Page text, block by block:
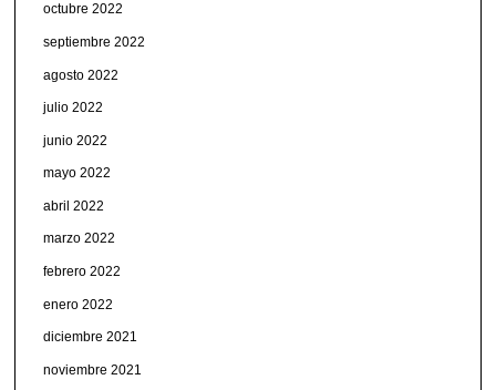
octubre 2022
septiembre 2022
agosto 2022
julio 2022
junio 2022
mayo 2022
abril 2022
marzo 2022
febrero 2022
enero 2022
diciembre 2021
noviembre 2021